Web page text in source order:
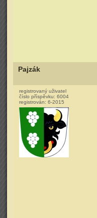
Pajzák
registrovaný uživatel
číslo příspěvku: 6004
registrován: 6-2015